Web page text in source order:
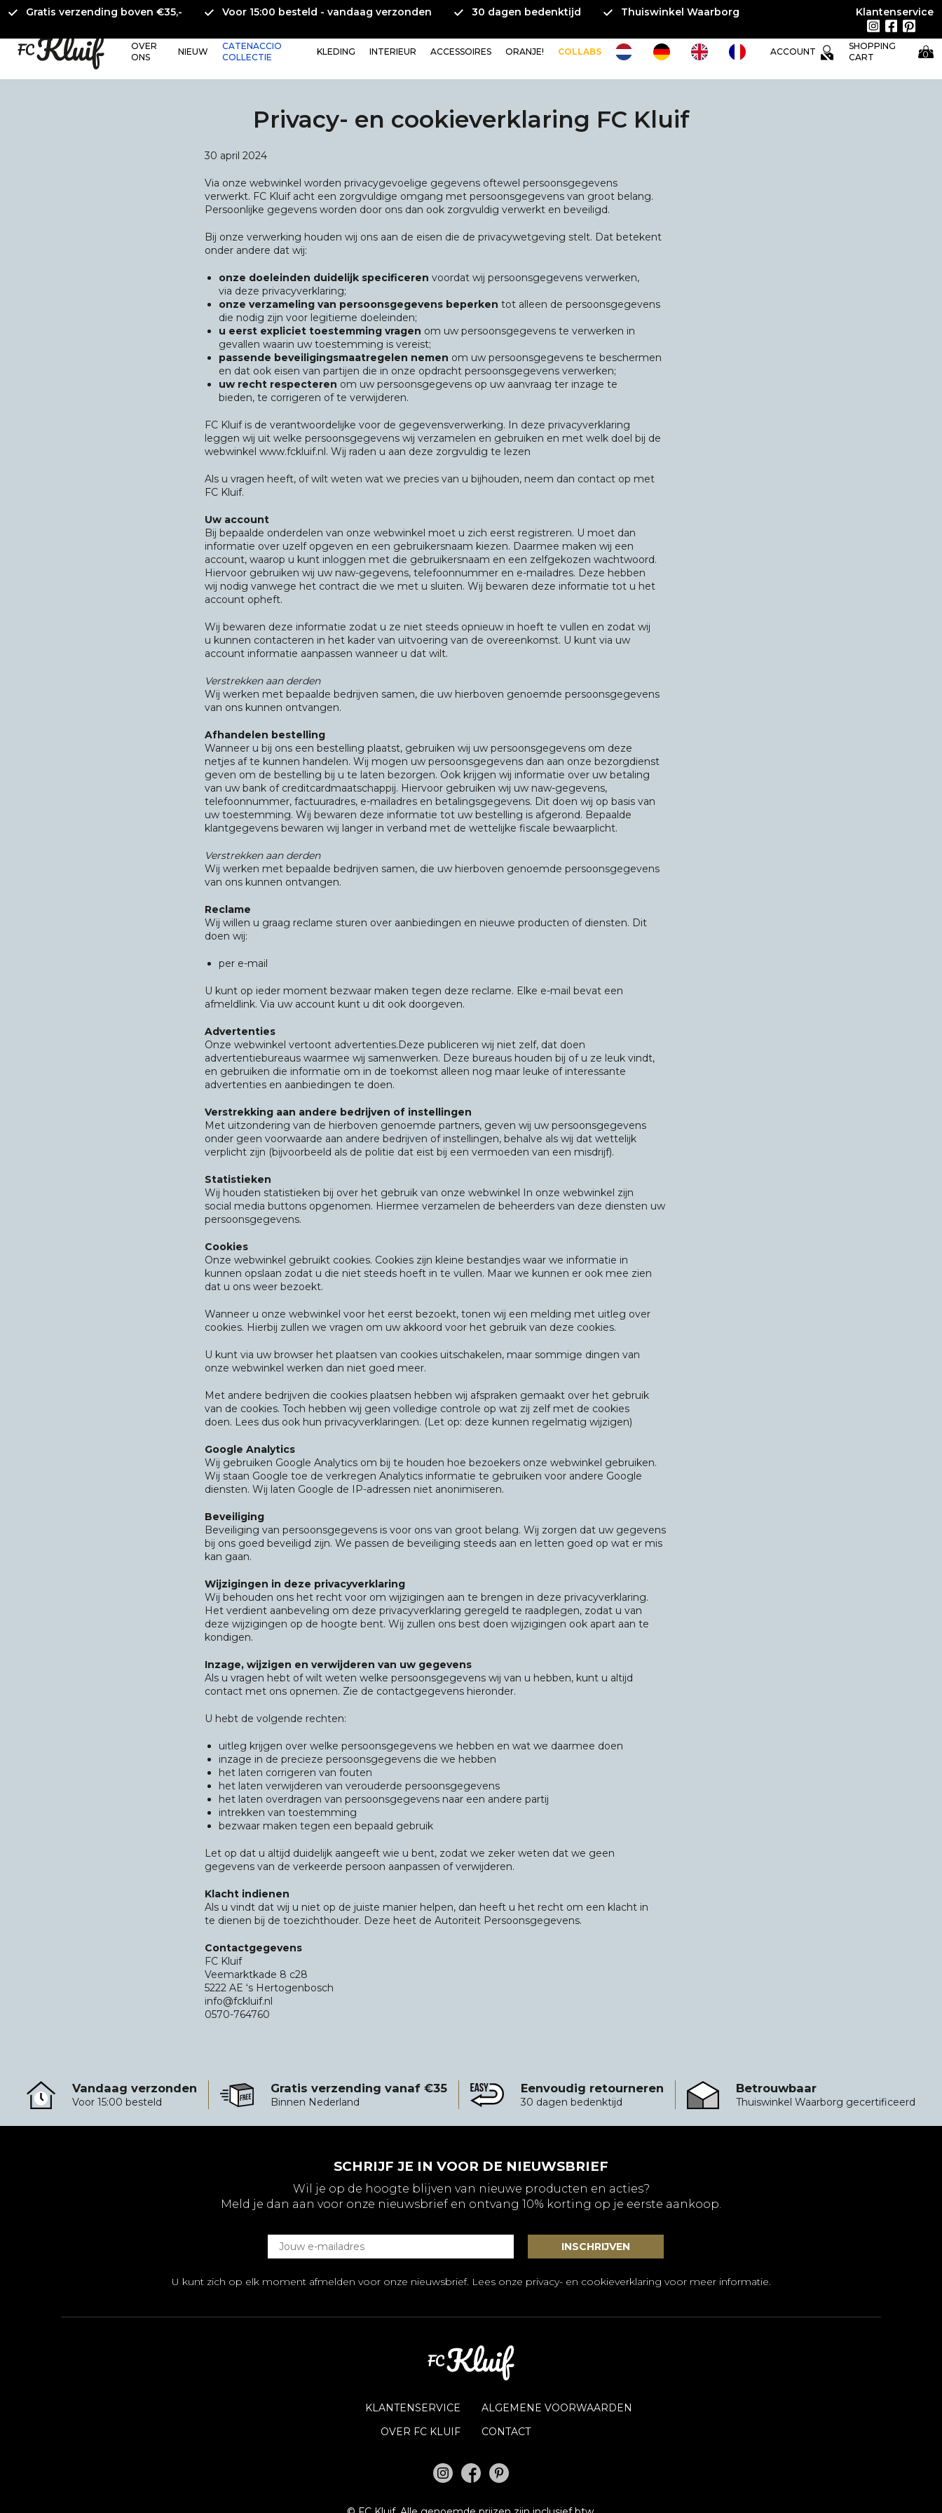
Gratis verzending boven €35,- Voor 15:00 besteld - vandaag verzonden 30 dagen bedenktijd Thuiswinkel Waarborg Klantenservice
OVER
ONS
NIEUW
CATENACCIO
COLLECTIE
KLEDING INTERIEUR ACCESSOIRES ORANJE! COLLABS ACCOUNT
SHOPPING
CART
0
Privacy- en cookieverklaring FC Kluif
30 april 2024
Via onze webwinkel worden privacygevoelige gegevens oftewel persoonsgegevens
verwerkt. FC Kluif acht een zorgvuldige omgang met persoonsgegevens van groot belang.
Persoonlijke gegevens worden door ons dan ook zorgvuldig verwerkt en beveiligd.
Bij onze verwerking houden wij ons aan de eisen die de privacywetgeving stelt. Dat betekent
onder andere dat wij:
onze doeleinden duidelijk specificeren voordat wij persoonsgegevens verwerken,
via deze privacyverklaring;
onze verzameling van persoonsgegevens beperken tot alleen de persoonsgegevens
die nodig zijn voor legitieme doeleinden;
u eerst expliciet toestemming vragen om uw persoonsgegevens te verwerken in
gevallen waarin uw toestemming is vereist;
passende beveiligingsmaatregelen nemen om uw persoonsgegevens te beschermen
en dat ook eisen van partijen die in onze opdracht persoonsgegevens verwerken;
uw recht respecteren om uw persoonsgegevens op uw aanvraag ter inzage te
bieden, te corrigeren of te verwijderen.
FC Kluif is de verantwoordelijke voor de gegevensverwerking. In deze privacyverklaring
leggen wij uit welke persoonsgegevens wij verzamelen en gebruiken en met welk doel bij de
webwinkel www.fckluif.nl. Wij raden u aan deze zorgvuldig te lezen
Als u vragen heeft, of wilt weten wat we precies van u bijhouden, neem dan contact op met
FC Kluif.
Uw account
Bij bepaalde onderdelen van onze webwinkel moet u zich eerst registreren. U moet dan
informatie over uzelf opgeven en een gebruikersnaam kiezen. Daarmee maken wij een
account, waarop u kunt inloggen met die gebruikersnaam en een zelfgekozen wachtwoord.
Hiervoor gebruiken wij uw naw-gegevens, telefoonnummer en e-mailadres. Deze hebben
wij nodig vanwege het contract die we met u sluiten. Wij bewaren deze informatie tot u het
account opheft.
Wij bewaren deze informatie zodat u ze niet steeds opnieuw in hoeft te vullen en zodat wij
u kunnen contacteren in het kader van uitvoering van de overeenkomst. U kunt via uw
account informatie aanpassen wanneer u dat wilt.
Verstrekken aan derden
Wij werken met bepaalde bedrijven samen, die uw hierboven genoemde persoonsgegevens
van ons kunnen ontvangen.
Afhandelen bestelling
Wanneer u bij ons een bestelling plaatst, gebruiken wij uw persoonsgegevens om deze
netjes af te kunnen handelen. Wij mogen uw persoonsgegevens dan aan onze bezorgdienst
geven om de bestelling bij u te laten bezorgen. Ook krijgen wij informatie over uw betaling
van uw bank of creditcardmaatschappij. Hiervoor gebruiken wij uw naw-gegevens,
telefoonnummer, factuuradres, e-mailadres en betalingsgegevens. Dit doen wij op basis van
uw toestemming. Wij bewaren deze informatie tot uw bestelling is afgerond. Bepaalde
klantgegevens bewaren wij langer in verband met de wettelijke fiscale bewaarplicht.
Verstrekken aan derden
Wij werken met bepaalde bedrijven samen, die uw hierboven genoemde persoonsgegevens
van ons kunnen ontvangen.
Reclame
Wij willen u graag reclame sturen over aanbiedingen en nieuwe producten of diensten. Dit
doen wij:
per e-mail
U kunt op ieder moment bezwaar maken tegen deze reclame. Elke e-mail bevat een
afmeldlink. Via uw account kunt u dit ook doorgeven.
Advertenties
Onze webwinkel vertoont advertenties.Deze publiceren wij niet zelf, dat doen
advertentiebureaus waarmee wij samenwerken. Deze bureaus houden bij of u ze leuk vindt,
en gebruiken die informatie om in de toekomst alleen nog maar leuke of interessante
advertenties en aanbiedingen te doen.
Verstrekking aan andere bedrijven of instellingen
Met uitzondering van de hierboven genoemde partners, geven wij uw persoonsgegevens
onder geen voorwaarde aan andere bedrijven of instellingen, behalve als wij dat wettelijk
verplicht zijn (bijvoorbeeld als de politie dat eist bij een vermoeden van een misdrijf).
Statistieken
Wij houden statistieken bij over het gebruik van onze webwinkel In onze webwinkel zijn
social media buttons opgenomen. Hiermee verzamelen de beheerders van deze diensten uw
persoonsgegevens.
Cookies
Onze webwinkel gebruikt cookies. Cookies zijn kleine bestandjes waar we informatie in
kunnen opslaan zodat u die niet steeds hoeft in te vullen. Maar we kunnen er ook mee zien
dat u ons weer bezoekt.
Wanneer u onze webwinkel voor het eerst bezoekt, tonen wij een melding met uitleg over
cookies. Hierbij zullen we vragen om uw akkoord voor het gebruik van deze cookies.
U kunt via uw browser het plaatsen van cookies uitschakelen, maar sommige dingen van
onze webwinkel werken dan niet goed meer.
Met andere bedrijven die cookies plaatsen hebben wij afspraken gemaakt over het gebruik
van de cookies. Toch hebben wij geen volledige controle op wat zij zelf met de cookies
doen. Lees dus ook hun privacyverklaringen. (Let op: deze kunnen regelmatig wijzigen)
Google Analytics
Wij gebruiken Google Analytics om bij te houden hoe bezoekers onze webwinkel gebruiken.
Wij staan Google toe de verkregen Analytics informatie te gebruiken voor andere Google
diensten. Wij laten Google de IP-adressen niet anonimiseren.
Beveiliging
Beveiliging van persoonsgegevens is voor ons van groot belang. Wij zorgen dat uw gegevens
bij ons goed beveiligd zijn. We passen de beveiliging steeds aan en letten goed op wat er mis
kan gaan.
Wijzigingen in deze privacyverklaring
Wij behouden ons het recht voor om wijzigingen aan te brengen in deze privacyverklaring.
Het verdient aanbeveling om deze privacyverklaring geregeld te raadplegen, zodat u van
deze wijzigingen op de hoogte bent. Wij zullen ons best doen wijzigingen ook apart aan te
kondigen.
Inzage, wijzigen en verwijderen van uw gegevens
Als u vragen hebt of wilt weten welke persoonsgegevens wij van u hebben, kunt u altijd
contact met ons opnemen. Zie de contactgegevens hieronder.
U hebt de volgende rechten:
uitleg krijgen over welke persoonsgegevens we hebben en wat we daarmee doen
inzage in de precieze persoonsgegevens die we hebben
het laten corrigeren van fouten
het laten verwijderen van verouderde persoonsgegevens
het laten overdragen van persoonsgegevens naar een andere partij
intrekken van toestemming
bezwaar maken tegen een bepaald gebruik
Let op dat u altijd duidelijk aangeeft wie u bent, zodat we zeker weten dat we geen
gegevens van de verkeerde persoon aanpassen of verwijderen.
Klacht indienen
Als u vindt dat wij u niet op de juiste manier helpen, dan heeft u het recht om een klacht in
te dienen bij de toezichthouder. Deze heet de Autoriteit Persoonsgegevens.
Contactgegevens
FC Kluif
Veemarktkade 8 c28
5222 AE ‘s Hertogenbosch
info@fckluif.nl
0570-764760
Vandaag verzonden
Voor 15:00 besteld
Vandaag verzonden
Gratis verzending vanaf €35
Binnen Nederland
Gratis verzending vanaf €35
Eenvoudig retourneren
30 dagen bedenktijd
Eenvoudig retourneren
Betrouwbaar
Thuiswinkel Waarborg gecertificeerd
Betrouwbaar
SCHRIJF JE IN VOOR DE NIEUWSBRIEF
Wil je op de hoogte blijven van nieuwe producten en acties?
Meld je dan aan voor onze nieuwsbrief en ontvang 10% korting op je eerste aankoop.
U kunt zich op elk moment afmelden voor onze nieuwsbrief. Lees onze privacy- en cookieverklaring voor meer informatie.
KLANTENSERVICE
ALGEMENE VOORWAARDEN
OVER FC KLUIF
CONTACT